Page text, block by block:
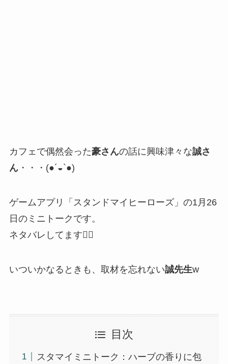
カフェで偶然会った豪さんの話に興味津々な誠さ
ん・・・(●´◒`●)
ゲームアプリ「スタンドマイヒーローズ」の1月26
日のミニトークです。
ネタバレしてます🙇‍♂️
いついかなるときも、取材を忘れない誠先生w
目次
スタマイミニトーク：ハーブの香りに包